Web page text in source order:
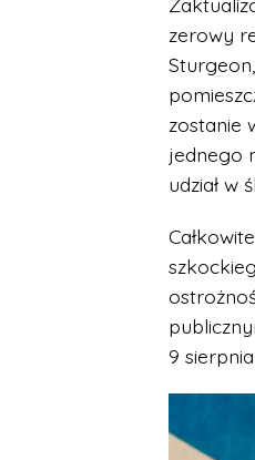
zerowy
zostanie
jednego
udział w
9